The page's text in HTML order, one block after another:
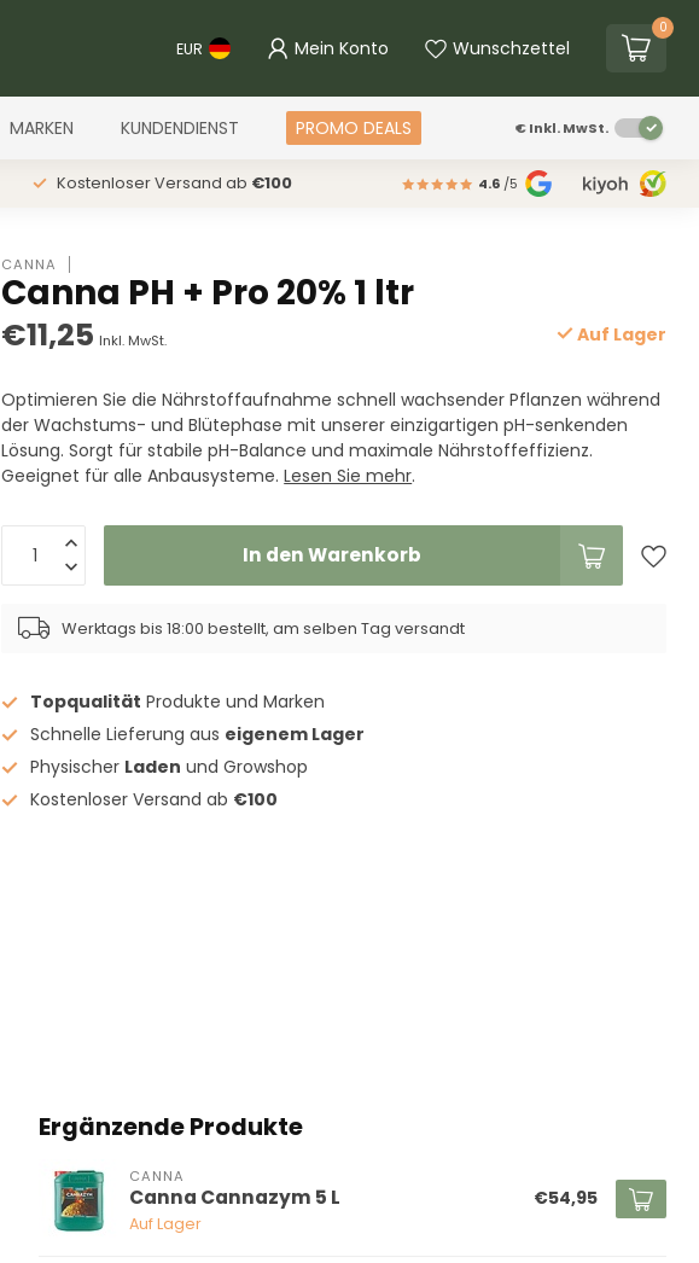
EUR Mein Konto Wunschzettel
0
MARKEN KUNDENDIENST PROMO DEALS €Inkl. MwSt.
Kostenloser Versand ab €100 4.6 /5
CANNA
Canna PH + Pro 20% 1 ltr
€11,25 Inkl. MwSt. Auf Lager
Optimieren Sie die Nährstoffaufnahme schnell wachsender Pflanzen während
der Wachstums- und Blütephase mit unserer einzigartigen pH-senkenden
Lösung. Sorgt für stabile pH-Balance und maximale Nährstoffeffizienz.
Geeignet für alle Anbausysteme.Lesen Sie mehr.
In den Warenkorb
Werktags bis 18:00 bestellt, am selben Tag versandt
Topqualität Produkte und Marken
Schnelle Lieferung aus eigenem Lager
Physischer Laden und Growshop
Kostenloser Versand ab €100
Ergänzende Produkte
CANNA
Canna Cannazym 5 L
Auf Lager
€54,95